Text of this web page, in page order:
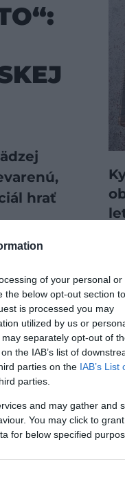
of your personal or
the below opt-out section to
is processed you may
utilized by us or
separately opt-out of
the IAB’s list of
parties on the IAB’s List
parties.
and may gather and
You may click to
for below specified
hrať
zalieva
plnou